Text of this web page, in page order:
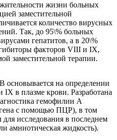
жизни больных
заместительной
количество вирусных
Так, до 95\% больных
гепатитов, а в 20\%
факторов VIII и IX,
заместительной терапии.
на определении
в плазме крови. Разработана
гемофилии A
гена с помощью ПЦР), в том
для исследования в последнем
амниотическая жидкость).